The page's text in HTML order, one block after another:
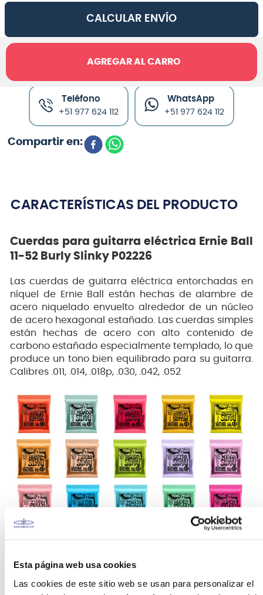
Esta página web usa cookies
Las cookies de este sitio web se usan para personalizar el
CALCULAR ENVÍO
AGREGAR AL CARRO
Canales de venta y asesoría
Teléfono
+51 977 624 112
WhatsApp
+51 977 624 112
CARACTERÍSTICAS DEL PRODUCTO
Cuerdas para guitarra eléctrica Ernie Ball
11-52 Burly Slinky P02226
Las cuerdas de guitarra eléctrica entorchadas en
níquel de Ernie Ball están hechas de alambre de
acero niquelado envuelto alrededor de un núcleo
de acero hexagonal estañado. Las cuerdas simples
están hechas de acero con alto contenido de
carbono estañado especialmente templado, lo que
produce un tono bien equilibrado para su guitarra.
Calibres .011, .014, .018p, .030, .042, .052